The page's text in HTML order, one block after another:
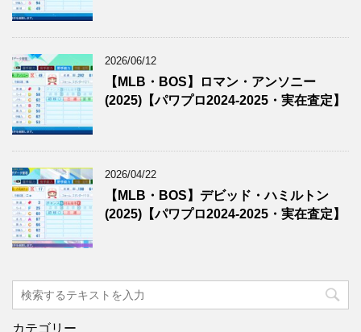
2026/06/12
【MLB・BOS】ロマン・アンソニー
(2025)【パワプロ2024-2025・実在査定】
2026/04/22
【MLB・BOS】デビッド・ハミルトン
(2025)【パワプロ2024-2025・実在査定】
カテゴリー